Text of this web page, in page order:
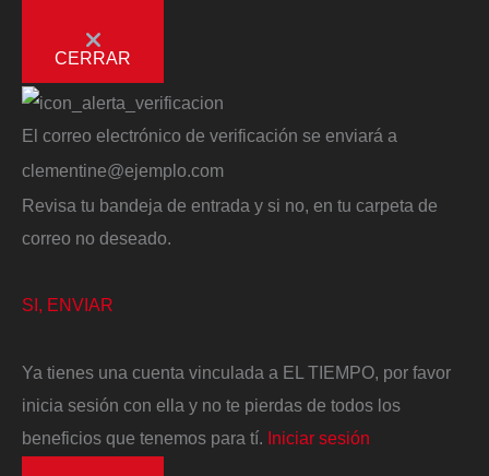
CERRAR
El correo electrónico de verificación se enviará a
clementine@ejemplo.com
Revisa tu bandeja de entrada y si no, en tu carpeta de
correo no deseado.
SI, ENVIAR
Ya tienes una cuenta vinculada a EL TIEMPO, por favor
inicia sesión con ella y no te pierdas de todos los
beneficios que tenemos para tí. Iniciar sesión